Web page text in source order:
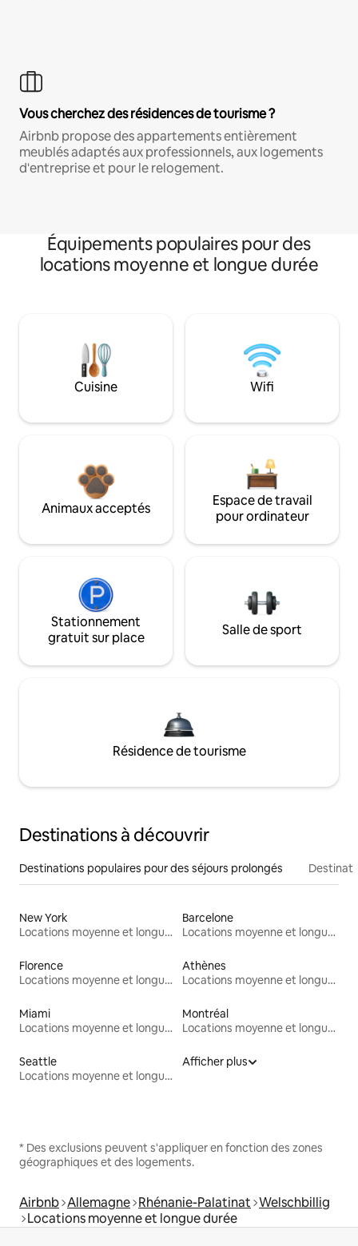
Vous cherchez des résidences de tourisme ?
Airbnb propose des appartements entièrement
meublés adaptés aux professionnels, aux logements
d'entreprise et pour le relogement.
Équipements populaires pour des
locations moyenne et longue durée
Cuisine Wifi
Animaux acceptés
Espace de travail
pour ordinateur
Stationnement
gratuit sur place
Salle de sport
Résidence de tourisme
Destinations à découvrir
Destinations populaires pour des séjours prolongés
New York
Locations moyenne et longue durée
Barcelone
Locations moyenne et longue durée
Florence
Locations moyenne et longue durée
Athènes
Locations moyenne et longue durée
Miami
Locations moyenne et longue durée
Montréal
Locations moyenne et longue durée
Seattle
Locations moyenne et longue durée
Afficher plus
* Des exclusions peuvent s'appliquer en fonction des zones
géographiques et des logements.
Airbnb Allemagne Rhénanie-Palatinat Welschbillig
Locations moyenne et longue durée